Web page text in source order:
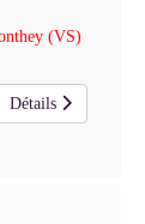
(VS)
Détails